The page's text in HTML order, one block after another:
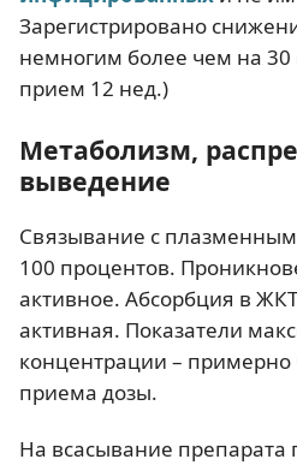
Зарегистрировано
немногим более чем на 30
прием 12 нед.)
Метаболизм,
выведение
Связывание с
100 процентов.
активное. Абсорбция в
активная. Показатели
концентрации – примерно
приема дозы.
На всасывание